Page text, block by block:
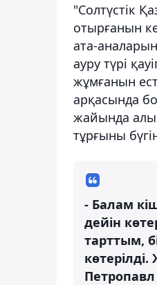
"Солтүстік
отырғанын
ата-
ауру түрі
жұмғанын
арқасында
жайында
тұрғыны
- Балам
дейін
тарттым,